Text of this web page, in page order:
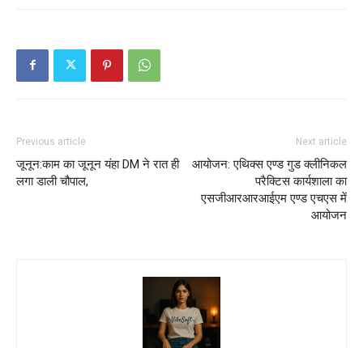
Previous article
जूनून:काम का जूनून यंहा DM ने रात ही
लगा डाली चौपाल,
Next article
आयोजन: एथिक्स एण्ड गुड क्लीनिकल
परैक्टिस कार्यशाला का
एसजीआरआरआईएम एण्ड एचएस में
आयोजन